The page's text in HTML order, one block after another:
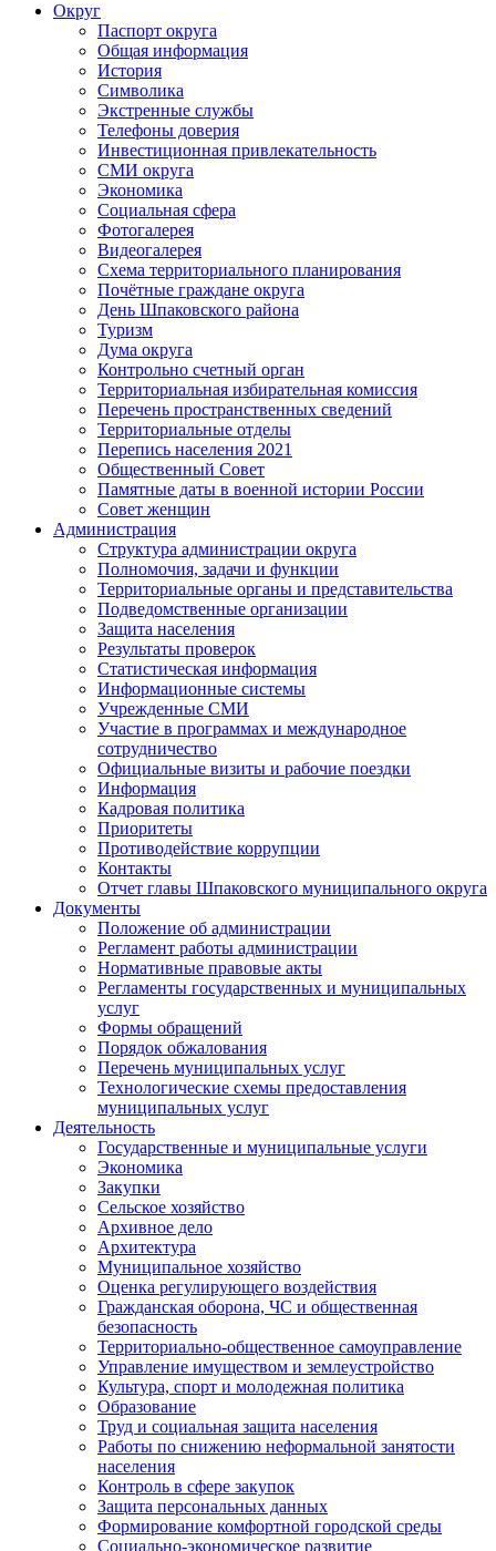
Округ
Паспорт округа
Общая информация
История
Символика
Экстренные службы
Телефоны доверия
Инвестиционная привлекательность
СМИ округа
Экономика
Социальная сфера
Фотогалерея
Видеогалерея
Схема территориального планирования
Почётные граждане округа
День Шпаковского района
Туризм
Дума округа
Контрольно счетный орган
Территориальная избирательная комиссия
Перечень пространственных сведений
Территориальные отделы
Перепись населения 2021
Общественный Совет
Памятные даты в военной истории России
Совет женщин
Администрация
Структура администрации округа
Полномочия, задачи и функции
Территориальные органы и представительства
Подведомственные организации
Защита населения
Результаты проверок
Статистическая информация
Информационные системы
Учрежденные СМИ
Участие в программах и международное
сотрудничество
Официальные визиты и рабочие поездки
Информация
Кадровая политика
Приоритеты
Противодействие коррупции
Контакты
Отчет главы Шпаковского муниципального округа
Документы
Положение об администрации
Регламент работы администрации
Нормативные правовые акты
Регламенты государственных и муниципальных
услуг
Формы обращений
Порядок обжалования
Перечень муниципальных услуг
Технологические схемы предоставления
муниципальных услуг
Деятельность
Государственные и муниципальные услуги
Экономика
Закупки
Сельское хозяйство
Архивное дело
Архитектура
Муниципальное хозяйство
Оценка регулирующего воздействия
Гражданская оборона, ЧС и общественная
безопасность
Территориально-общественное самоуправление
Управление имуществом и землеустройство
Культура, спорт и молодежная политика
Образование
Труд и социальная защита населения
Работы по снижению неформальной занятости
населения
Контроль в сфере закупок
Защита персональных данных
Формирование комфортной городской среды
Социально-экономическое развитие